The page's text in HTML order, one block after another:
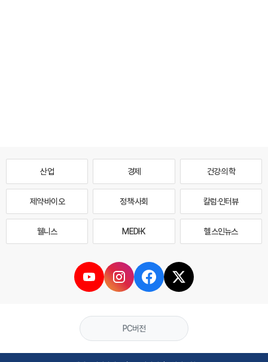
산업 경제 건강·의학
제약·바이오 정책·사회 칼럼·인터뷰
웰니스 MEDI·K 헬스인뉴스
PC버전